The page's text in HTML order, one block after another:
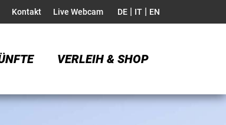
Kontakt Live Webcam DE | IT | EN
VERLEIH & SHOP